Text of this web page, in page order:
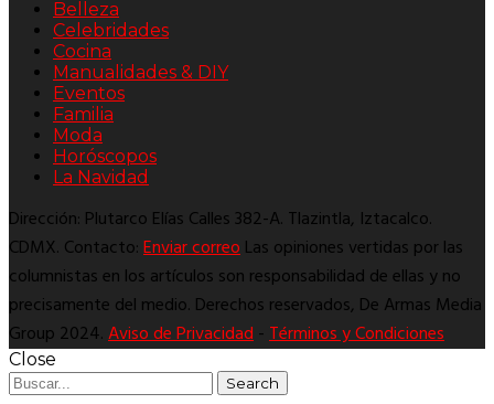
Belleza
Celebridades
Cocina
Manualidades & DIY
Eventos
Familia
Moda
Horóscopos
La Navidad
Dirección: Plutarco Elías Calles 382-A. Tlazintla, Iztacalco.
CDMX. Contacto:Enviar correoLas opiniones vertidas por las
columnistas en los artículos son responsabilidad de ellas y no
precisamente del medio. Derechos reservados, De Armas Media
Group 2024.Aviso de Privacidad-Términos y Condiciones
Close